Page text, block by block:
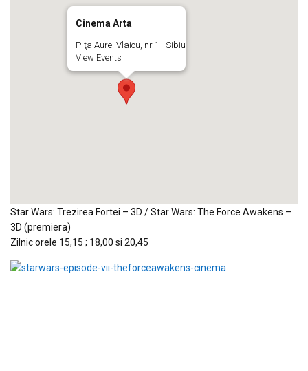
Cinema Arta
P-ţa Aurel Vlaicu, nr.1 - Sibiu
View Events
Star Wars: Trezirea Fortei – 3D / Star Wars: The Force Awakens –
3D (premiera)
Zilnic orele 15,15 ; 18,00 si 20,45